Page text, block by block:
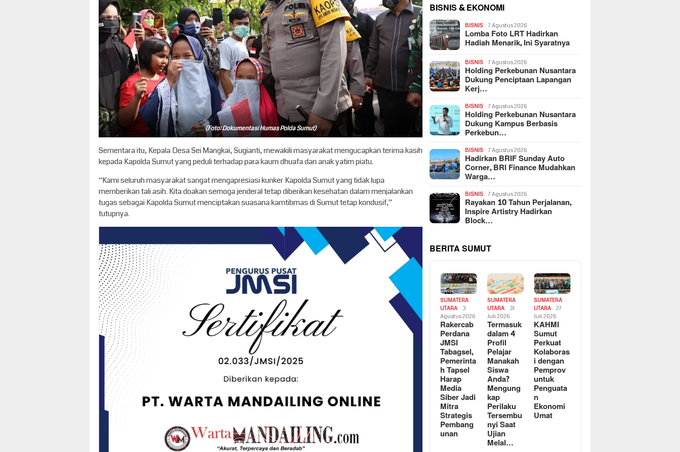
(Foto: Dokumentasi Humas Polda Sumut)
Sementara itu, Kepala Desa Sei Mangkai, Sugianti, mewakili masyarakat mengucapkan terima kasih
kepada Kapolda Sumut yang peduli terhadap para kaum dhuafa dan anak yatim piatu.
“Kami seluruh masyarakat sangat mengapresiasi kunker Kapolda Sumut yang tidak lupa
memberikan tali asih. Kita doakan semoga jenderal tetap diberikan kesehatan dalam menjalankan
tugas sebagai Kapolda Sumut menciptakan suasana kamtibmas di Sumut tetap kondusif,”
tutupnya.
BISNIS & EKONOMI
BISNIS 7 Agustus 2026
Lomba Foto LRT Hadirkan
Hadiah Menarik, Ini Syaratnya
BISNIS 7 Agustus 2026
Holding Perkebunan Nusantara
Dukung Penciptaan Lapangan
Kerj…
BISNIS 7 Agustus 2026
Holding Perkebunan Nusantara
Dukung Kampus Berbasis
Perkebun…
BISNIS 7 Agustus 2026
Hadirkan BRIF Sunday Auto
Corner, BRI Finance Mudahkan
Warga…
BISNIS 7 Agustus 2026
Rayakan 10 Tahun Perjalanan,
Inspire Artistry Hadirkan
Block…
BERITA SUMUT
SUMATERA
UTARA
3
Agustus 2026
Rakercab
Perdana
JMSI
Tabagsel,
Pemerinta
h Tapsel
Harap
Media
Siber Jadi
Mitra
Strategis
Pembang
unan
SUMATERA
UTARA
31
Juli 2026
Termasuk
dalam 4
Profil
Pelajar
Manakah
Siswa
Anda?
Mengung
kap
Perilaku
Tersembu
nyi Saat
Ujian
Melal…
SUMATERA
UTARA
27
Juli 2026
KAHMI
Sumut
Perkuat
Kolaboras
i dengan
Pemprov
untuk
Penguata
n
Ekonomi
Umat